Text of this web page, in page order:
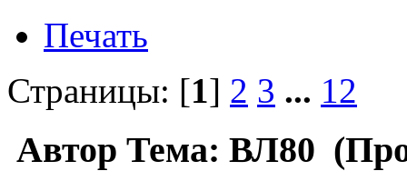
Печать
Страницы: [1] 2 3 ... 12
Автор Тема: ВЛ80